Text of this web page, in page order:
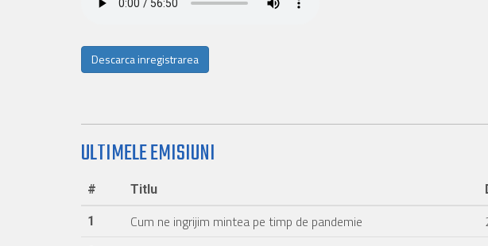
Descarca inregistrarea
ULTIMELE EMISIUNI
# Titlu
1 Cum ne ingrijim mintea pe timp de pandemie